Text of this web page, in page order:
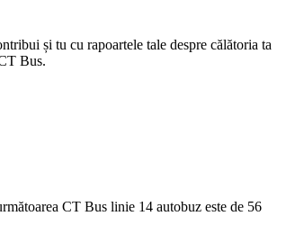
și tu cu rapoartele tale despre călătoria ta
Bus.
CT Bus linie 14 autobuz este de 56